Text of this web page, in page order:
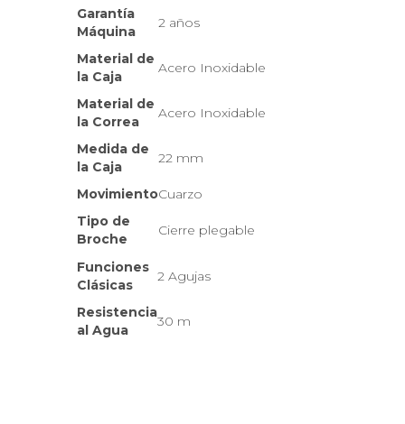
Garantía
Máquina
2 años
Material de
la Caja
Acero Inoxidable
Material de
la Correa
Acero Inoxidable
Medida de
la Caja
22 mm
MovimientoCuarzo
Tipo de
Broche
Cierre plegable
Funciones
Clásicas
2 Agujas
Resistencia
al Agua
30 m